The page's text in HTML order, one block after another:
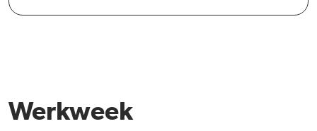
maar altijd gericht is op het waarborgen van een correct, efficiënt
Werkweek